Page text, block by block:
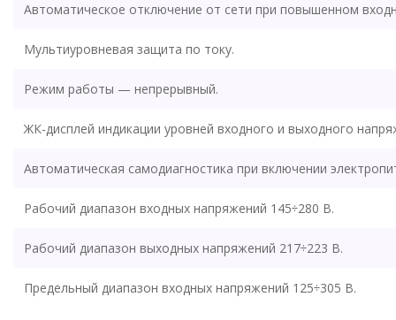
Автоматическое отключение от сети при повышенном
Мультиуровневая защита по току.
Режим работы — непрерывный.
ЖК-дисплей индикации уровней входного и выходного
Автоматическая самодиагностика при включении
Рабочий диапазон входных напряжений 145÷280 В.
Рабочий диапазон выходных напряжений 217÷223 В.
Предельный диапазон входных напряжений 125÷305 В.